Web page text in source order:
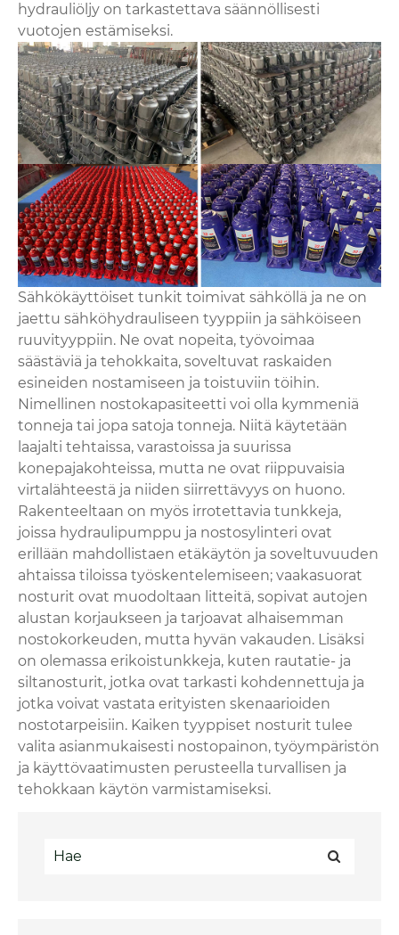
hydrauliöljy on tarkastettava säännöllisesti
vuotojen estämiseksi.
Sähkökäyttöiset tunkit toimivat sähköllä ja ne on
jaettu sähköhydrauliseen tyyppiin ja sähköiseen
ruuvityyppiin. Ne ovat nopeita, työvoimaa
säästäviä ja tehokkaita, soveltuvat raskaiden
esineiden nostamiseen ja toistuviin töihin.
Nimellinen nostokapasiteetti voi olla kymmeniä
tonneja tai jopa satoja tonneja. Niitä käytetään
laajalti tehtaissa, varastoissa ja suurissa
konepajakohteissa, mutta ne ovat riippuvaisia ​​
virtalähteestä ja niiden siirrettävyys on huono.
Rakenteeltaan on myös irrotettavia tunkkeja,
joissa hydraulipumppu ja nostosylinteri ovat
erillään mahdollistaen etäkäytön ja soveltuvuuden
ahtaissa tiloissa työskentelemiseen; vaakasuorat
nosturit ovat muodoltaan litteitä, sopivat autojen
alustan korjaukseen ja tarjoavat alhaisemman
nostokorkeuden, mutta hyvän vakauden. Lisäksi
on olemassa erikoistunkkeja, kuten rautatie- ja
siltanosturit, jotka ovat tarkasti kohdennettuja ja
jotka voivat vastata erityisten skenaarioiden
nostotarpeisiin. Kaiken tyyppiset nosturit tulee
valita asianmukaisesti nostopainon, työympäristön
ja käyttövaatimusten perusteella turvallisen ja
tehokkaan käytön varmistamiseksi.